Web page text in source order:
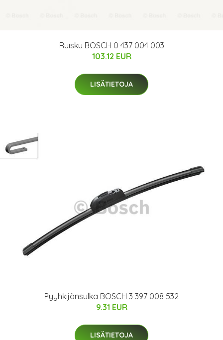
Ruisku BOSCH 0 437 004 003
103.12 EUR
LISÄTIETOJA
Pyyhkijänsulka BOSCH 3 397 008 532
9.31 EUR
LISÄTIETOJA